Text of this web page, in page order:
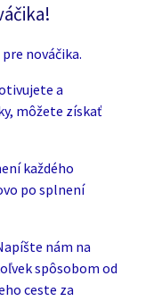
nováčika.
a
môžete získať
každého
po splnení
nám na
spôsobom od
ceste za